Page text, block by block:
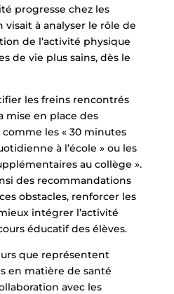
progresse chez les
à analyser le rôle de
de l’activité physique
de vie plus sains, dès le
les freins rencontrés
mise en place des
les « 30 minutes
à l’école » ou les
au collège ».
des recommandations
obstacles, renforcer les
intégrer l’activité
éducatif des élèves.
que représentent
en matière de santé
avec les